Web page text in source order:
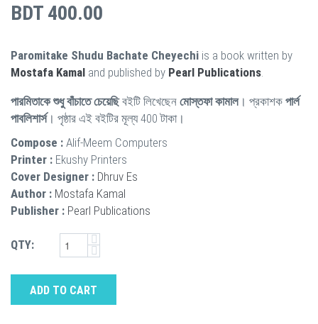
BDT 400.00
Paromitake Shudu Bachate Cheyechi is a book written by
Mostafa Kamal and published by Pearl Publications
পারমিতাকে শুধু বাঁচাতে চেয়েছিবইটি লিখেছেন মোস্তফা কামাল। প্রকাশক পার্ল
পাবলিশার্স। পৃষ্ঠার এই বইটির মূল্য 400 টাকা।
Compose : Alif-Meem Computers
Printer : Ekushy Printers
Cover Designer : Dhruv Es
Author : Mostafa Kamal
Publisher : Pearl Publications
QTY:
ADD TO CART